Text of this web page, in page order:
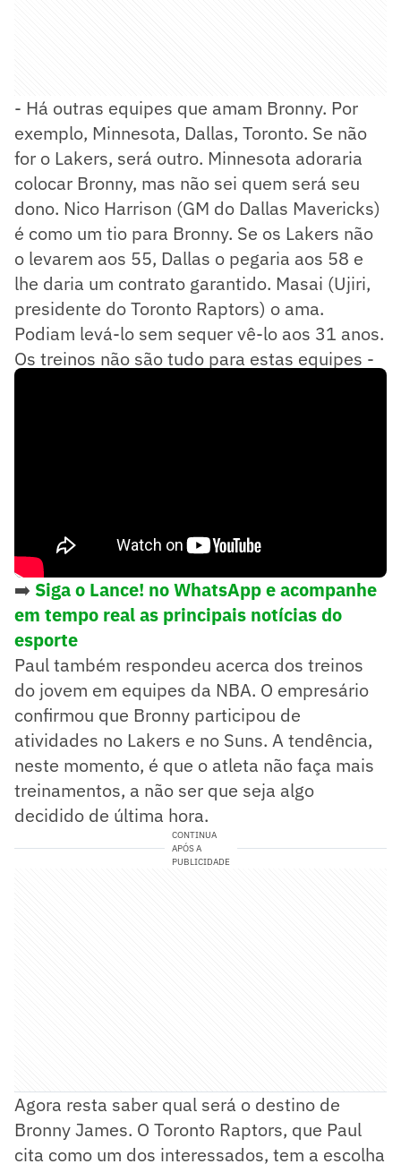
- Há outras equipes que amam Bronny. Por
exemplo, Minnesota, Dallas, Toronto. Se não
for o Lakers, será outro. Minnesota adoraria
colocar Bronny, mas não sei quem será seu
dono. Nico Harrison (GM do Dallas Mavericks)
é como um tio para Bronny. Se os Lakers não
o levarem aos 55, Dallas o pegaria aos 58 e
lhe daria um contrato garantido. Masai (Ujiri,
presidente do Toronto Raptors) o ama.
Podiam levá-lo sem sequer vê-lo aos 31 anos.
Os treinos não são tudo para estas equipes -
➡️ Siga o Lance! no WhatsApp e acompanhe
em tempo real as principais notícias do
esporte
Paul também respondeu acerca dos treinos
do jovem em equipes da NBA. O empresário
confirmou que Bronny participou de
atividades no Lakers e no Suns. A tendência,
neste momento, é que o atleta não faça mais
treinamentos, a não ser que seja algo
decidido de última hora.
CONTINUA
APÓS A
PUBLICIDADE
Agora resta saber qual será o destino de
Bronny James. O Toronto Raptors, que Paul
cita como um dos interessados, tem a escolha